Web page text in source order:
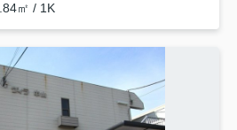
㎡ / 1K